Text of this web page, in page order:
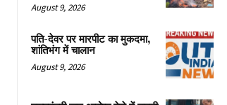
August 9, 2026
पति-देवर पर मारपीट का मुकदमा,
शांतिभंग में चालान
August 9, 2026